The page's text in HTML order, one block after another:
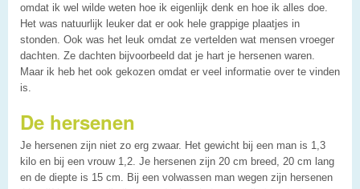
omdat ik wel wilde weten hoe ik eigenlijk denk en hoe ik alles doe.
Het was natuurlijk leuker dat er ook hele grappige plaatjes in
stonden. Ook was het leuk omdat ze vertelden wat mensen vroeger
dachten. Ze dachten bijvoorbeeld dat je hart je hersenen waren.
Maar ik heb het ook gekozen omdat er veel informatie over te vinden
is.
De hersenen
Je hersenen zijn niet zo erg zwaar. Het gewicht bij een man is 1,3
kilo en bij een vrouw 1,2. Je hersenen zijn 20 cm breed, 20 cm lang
en de diepte is 15 cm. Bij een volwassen man wegen zijn hersenen